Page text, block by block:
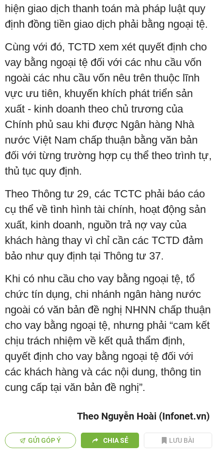
hiện giao dịch thanh toán mà pháp luật quy
định đồng tiền giao dịch phải bằng ngoại tệ.
Cùng với đó, TCTD xem xét quyết định cho
vay bằng ngoại tệ đối với các nhu cầu vốn
ngoài các nhu cầu vốn nêu trên thuộc lĩnh
vực ưu tiên, khuyến khích phát triển sản
xuất - kinh doanh theo chủ trương của
Chính phủ sau khi được Ngân hàng Nhà
nước Việt Nam chấp thuận bằng văn bản
đối với từng trường hợp cụ thể theo trình tự,
thủ tục quy định.
Theo Thông tư 29, các TCTC phải báo cáo
cụ thể về tình hình tài chính, hoạt động sản
xuất, kinh doanh, nguồn trả nợ vay của
khách hàng thay vì chỉ cần các TCTD đảm
bảo như quy định tại Thông tư 37.
Khi có nhu cầu cho vay bằng ngoại tệ, tổ
chức tín dụng, chi nhánh ngân hàng nước
ngoài có văn bản đề nghị NHNN chấp thuận
cho vay bằng ngoại tệ, nhưng phải “cam kết
chịu trách nhiệm về kết quả thẩm định,
quyết định cho vay bằng ngoại tệ đối với
các khách hàng và các nội dung, thông tin
cung cấp tại văn bản đề nghị”.
Theo Nguyễn Hoài (Infonet.vn)
GỬI GÓP Ý CHIA SẺ LƯU BÀI